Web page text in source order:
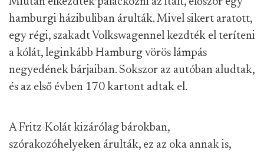
hamburgi házibuliban árulták. Mivel sikert aratott,
egy régi, szakadt Volkswagennel kezdték el teríteni
a kólát, leginkább Hamburg vörös lámpás
negyedének bárjaiban. Sokszor az autóban aludtak,
és az első évben 170 kartont adtak el.
A Fritz-Kolát kizárólag bárokban,
szórakozóhelyeken árulták, ez az oka annak is,